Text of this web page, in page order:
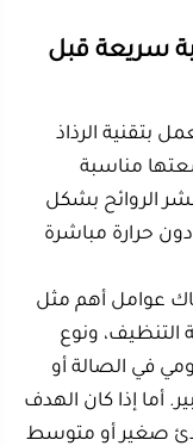
بتقنية الرذاذ
وسعتها مناسبة
نشر الروائح بشكل
دون حرارة مباشرة
عوامل أهم مثل
التنظيف، ونوع
صغير أو متوسط
وسيلة لتحسين
الرائحة مناسبة
وتتحول حياتك اليومية